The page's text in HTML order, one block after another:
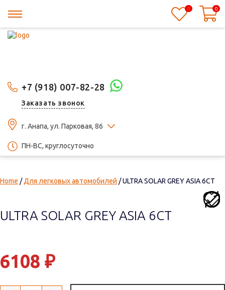
+7 (918) 007-82-28
Заказать звонок
г. Анапа, ул. Парковая, 86
ПН-ВС, круглосуточно
0 0
Home /Для легковых автомобилей / ULTRA SOLAR GREY ASIA 6СТ
ULTRA SOLAR GREY ASIA 6СТ
6108 ₽